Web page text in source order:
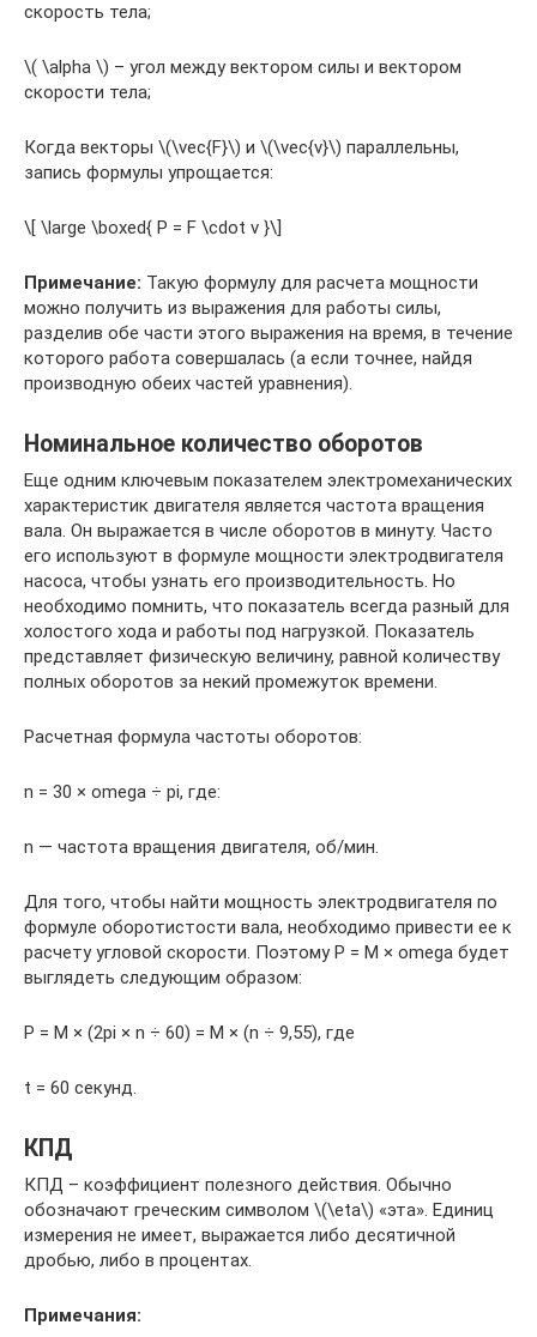
скорость тела;
\( \alpha \) – угол между вектором силы и вектором
скорости тела;
Когда векторы \(\vec{F}\) и \(\vec{v}\) параллельны,
запись формулы упрощается:
\[ \large \boxed{ P = F \cdot v }\]
Примечание: Такую формулу для расчета мощности
можно получить из выражения для работы силы,
разделив обе части этого выражения на время, в течение
которого работа совершалась (а если точнее, найдя
производную обеих частей уравнения).
Номинальное количество оборотов
Еще одним ключевым показателем электромеханических
характеристик двигателя является частота вращения
вала. Он выражается в числе оборотов в минуту. Часто
его используют в формуле мощности электродвигателя
насоса, чтобы узнать его производительность. Но
необходимо помнить, что показатель всегда разный для
холостого хода и работы под нагрузкой. Показатель
представляет физическую величину, равной количеству
полных оборотов за некий промежуток времени.
Расчетная формула частоты оборотов:
n = 30 × omega ÷ pi, где:
n — частота вращения двигателя, об/мин.
Для того, чтобы найти мощность электродвигателя по
формуле оборотистости вала, необходимо привести ее к
расчету угловой скорости. Поэтому P = M × omega будет
выглядеть следующим образом:
P = M × (2pi × n ÷ 60) = M × (n ÷ 9,55), где
t = 60 секунд.
КПД
КПД – коэффициент полезного действия. Обычно
обозначают греческим символом \(\eta\) «эта». Единиц
измерения не имеет, выражается либо десятичной
дробью, либо в процентах.
Примечания: